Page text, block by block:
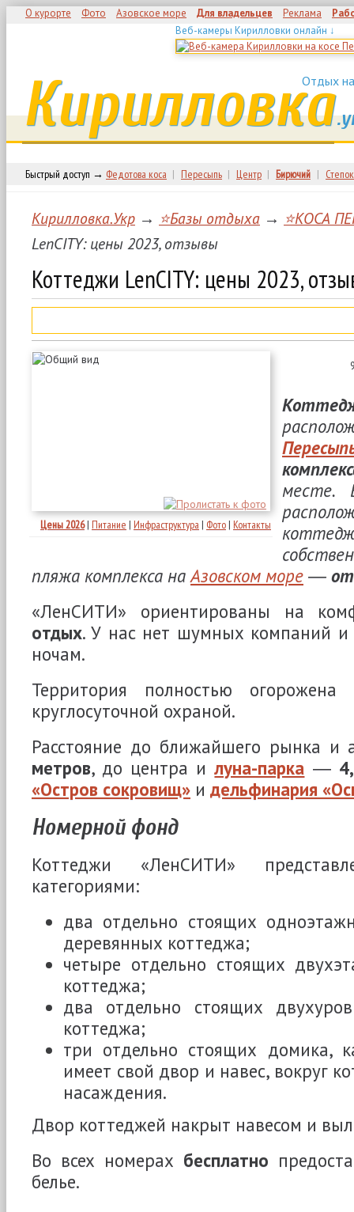
О курорте Фото Азовское море Для владельцев Реклама
Веб-камеры Кирилловки онлайн ↓
Отдых
Кирилловка
Быстрый доступ → Федотова коса | Пересыпь | Центр | Бирючий | Степок
Кирилловка.Укр → ⭐Базы отдыха → ⭐КОСА
LenCITY: цены 2023, отзывы
Коттеджи LenCITY: цены 2023,
Цены 2026| Питание | Инфраструктура | Фото | Контакты
месте.
пляжа комплекса наАзовском море ―
«ЛенСИТИ» ориентированы на
отдых. У нас нет шумных компаний и
ночам.
Территория полностью
круглосуточной охраной.
Расстояние до ближайшего рынка
метров, до центра илуна-парка ―
«Остров сокровищ» и дельфинария
Номерной фонд
Коттеджи «ЛенСИТИ»
категориями:
два отдельно стоящих
деревянных коттеджа;
четыре отдельно стоящих
коттеджа;
два отдельно стоящих
коттеджа;
три отдельно стоящих домика,
имеет свой двор и навес, вокруг
насаждения.
Двор коттеджей накрыт навесом и
Во всех номерах бесплатно
белье.